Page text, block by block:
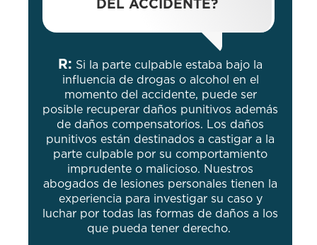
DEL ACCIDENTE?
R: Si la parte culpable estaba bajo la
influencia de drogas o alcohol en el
momento del accidente, puede ser
posible recuperar daños punitivos además
de daños compensatorios. Los daños
punitivos están destinados a castigar a la
parte culpable por su comportamiento
imprudente o malicioso. Nuestros
abogados de lesiones personales tienen la
experiencia para investigar su caso y
luchar por todas las formas de daños a los
que pueda tener derecho.